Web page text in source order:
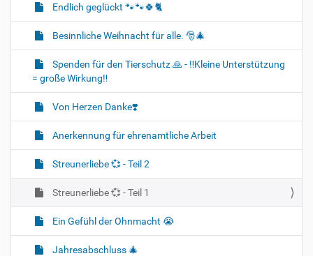
Endlich geglückt 🐾🐾🍀🐈‍
Besinnliche Weihnacht für alle. 🎅🎄
Spenden für den Tierschutz 🙏 - ‼️Kleine Unterstützung
= große Wirkung‼️
Von Herzen Danke❣️
Anerkennung für ehrenamtliche Arbeit
Streunerliebe 💞 - Teil 2
Streunerliebe 💞 - Teil 1
Ein Gefühl der Ohnmacht 😭
Jahresabschluss 🎄